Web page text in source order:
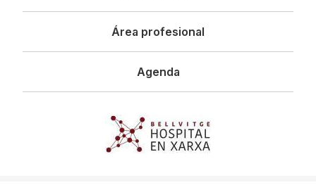
Área profesional
Agenda